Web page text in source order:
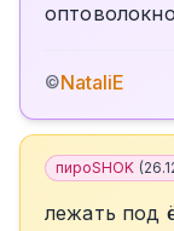
оптоволокно
©NataliE
пироSHOK (
лежать под